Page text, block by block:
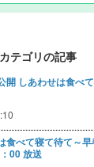
カテゴリの記事
開 しあわせは食べ
食べて寝て待て～
00 放送